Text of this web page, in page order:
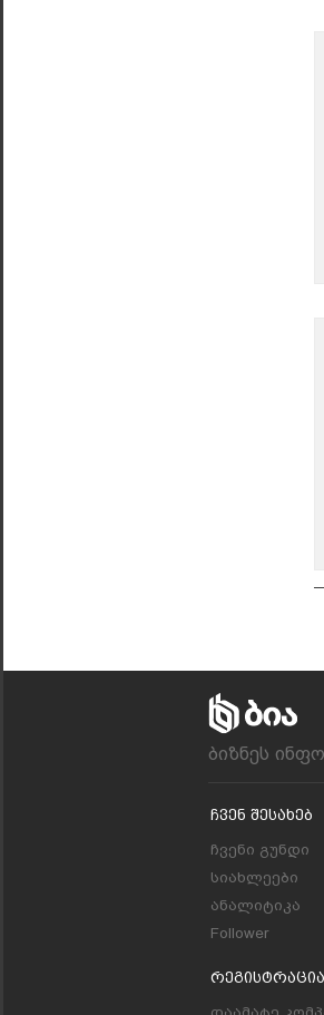
ბიზნეს
Ჩვენ Შესახებ
ჩვენი გუნდი
სიახლეები
ანალიტიკა
Follower
Რეგისტრაცია